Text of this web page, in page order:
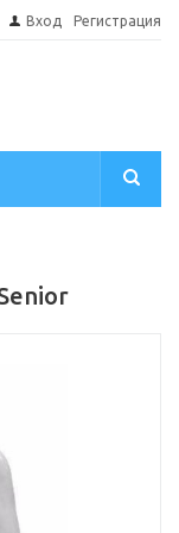
Вход Регистрация